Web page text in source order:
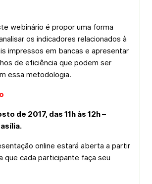
webinário é propor uma forma
os indicadores relacionados à
impressos em bancas e apresentar
de eficiência que podem ser
essa metodologia.
de 2017, das 11h às 12h –
online estará aberta a partir
que cada participante faça seu